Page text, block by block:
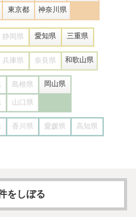
東京都 神奈川県
静岡県 愛知県 三重県
兵庫県 奈良県 和歌山県
島根県 岡山県
山口県
香川県 愛媛県 高知県
をしぼる